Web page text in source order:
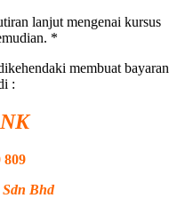
lanjut mengenai kursus
*
membuat bayaran
:
809
Bhd